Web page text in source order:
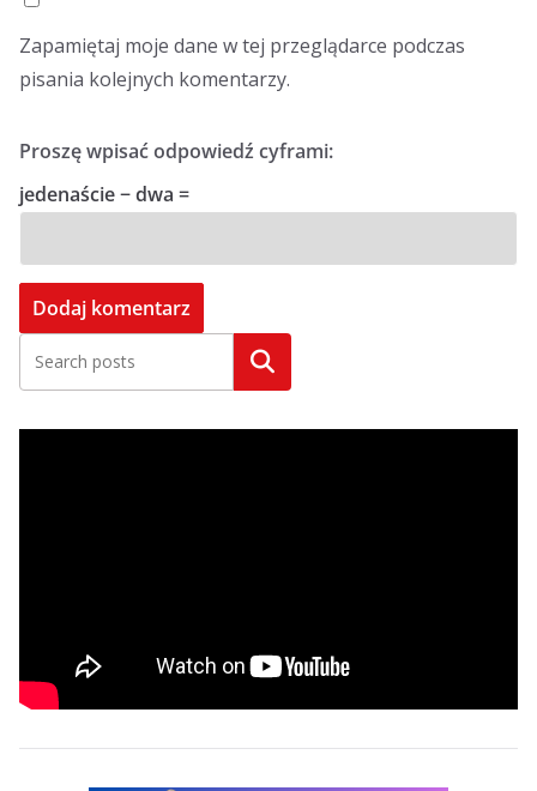
Zapamiętaj moje dane w tej przeglądarce podczas
pisania kolejnych komentarzy.
Proszę wpisać odpowiedź cyframi:
jedenaście − dwa =
Szukaj